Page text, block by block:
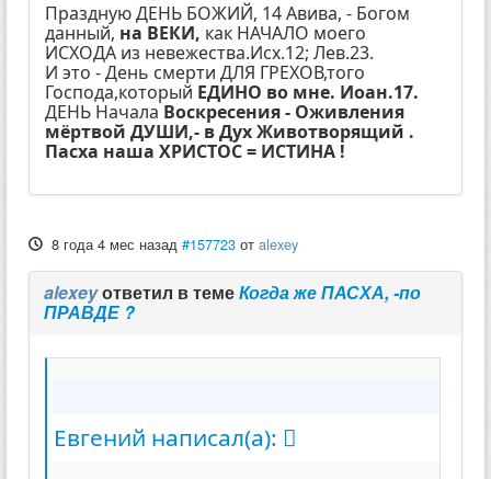
Праздную ДЕНЬ БОЖИЙ, 14 Авива, - Богом
данный, на ВЕКИ, как НАЧАЛО моего
ИСХОДА из невежества.Исх.12; Лев.23.
И это - День смерти ДЛЯ ГРЕХОВ,того
Господа,который ЕДИНО во мне. Иоан.17.
ДЕНЬ Начала Воскресения - Оживления
мёртвой ДУШИ,- в Дух Животворящий .
Пасха наша ХРИСТОС = ИСТИНА !
8 года 4 мес назад #157723 отalexey
alexeyответил в темеКогда же ПАСХА, -по
ПРАВДЕ ?
Евгений написал(а):